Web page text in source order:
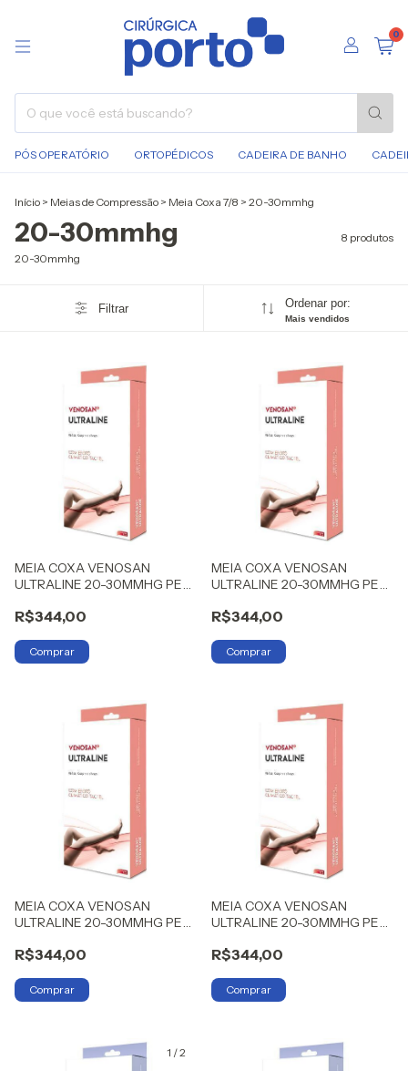
0
PÓS OPERATÓRIO ORTOPÉDICOS CADEIRA DE BANHO
Início > Meias de Compressão > Meia Coxa 7/8 > 20-30mmhg
20-30mmhg
8 produtos
20-30mmhg
Filtrar Ordenar por:
Mais vendidos
MEIA COXA VENOSAN
ULTRALINE 20-30MMHG PE
R$344,00
MEIA COXA VENOSAN
ULTRALINE 20-30MMHG PE
R$344,00
MEIA COXA VENOSAN
ULTRALINE 20-30MMHG PE
R$344,00
MEIA COXA VENOSAN
ULTRALINE 20-30MMHG PE
R$344,00
1 /2